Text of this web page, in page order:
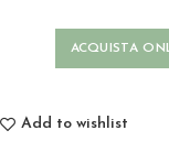
ACQUISTA
Add to wishlist